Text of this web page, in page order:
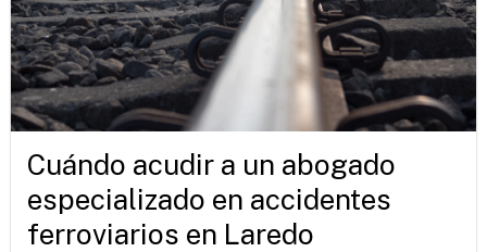
Cuándo acudir a un abogado
especializado en accidentes
ferroviarios en Laredo